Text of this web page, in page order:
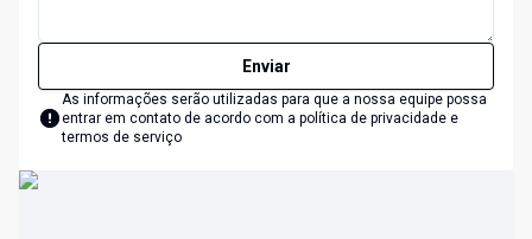
Enviar
As informações serão utilizadas para que a nossa equipe possa
entrar em contato de acordo com a política de privacidade e
termos de serviço